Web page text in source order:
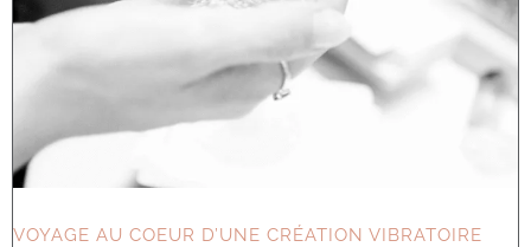
VOYAGE AU COEUR D’UNE CRÉATION VIBRATOIRE